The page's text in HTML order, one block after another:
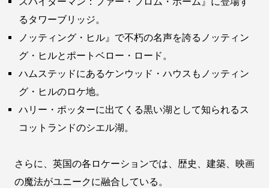
るタワーブリッジ。
ノッティング・ヒル』で不朽の名声を誇るノッティン
グ・ヒルとポートベロー・ロード。
ハムステッドにあるケンウッド・ハウスもノッティン
グ・ヒルのロケ地。
ハリー・ポッターに出てくる黒い湖として知られるス
コットランドのシエル湖。
さらに、英国の各ロケーションでは、歴史、建築、映画
の魔法がユニークに融合している。